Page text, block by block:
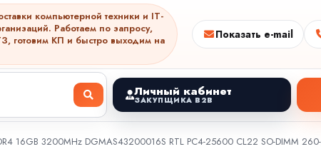
компьютерной техники и IT-
Работаем по запросу,
готовим КП и быстро выходим на
Показать e-mail
Личный кабинет
ЗАКУПЩИКА B2B
16GB 3200MHz DGMAS43200016S RTL PC4-25600 CL22 SO-DIMM